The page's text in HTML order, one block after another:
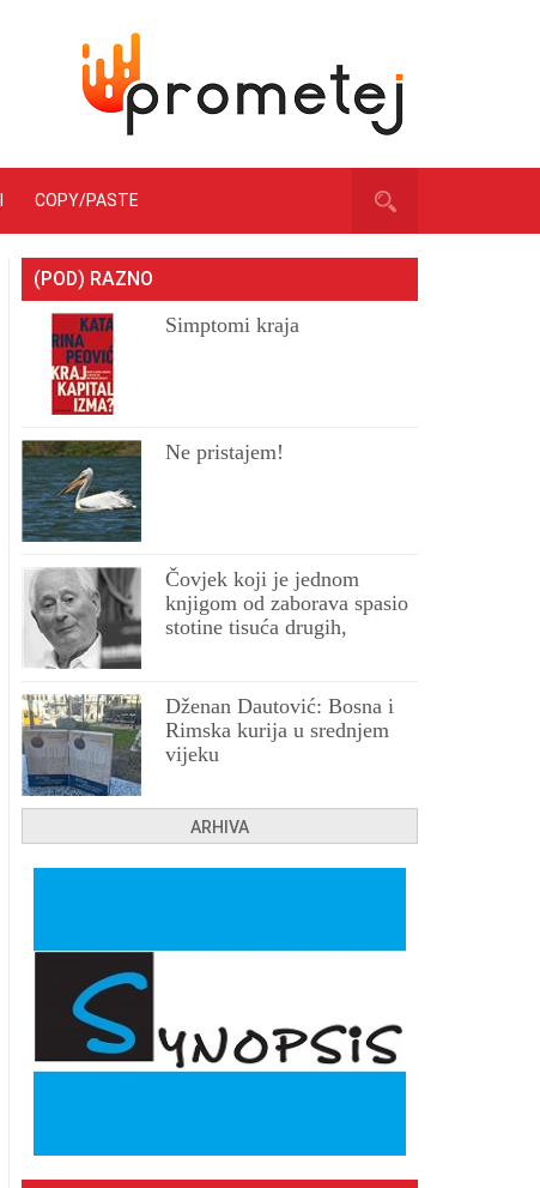
COPY/PASTE
(POD) RAZNO
Simptomi kraja
Ne pristajem!
Čovjek koji je jednom
knjigom od zaborava spasio
stotine tisuća drugih,
Dženan Dautović: Bosna i
Rimska kurija u srednjem
vijeku
ARHIVA